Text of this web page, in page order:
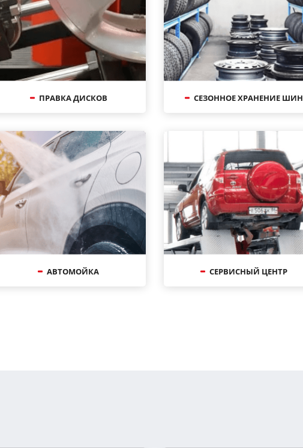
ПРАВКА ДИСКОВ СЕЗОННОЕ ХРАНЕНИЕ ШИН
АВТОМОЙКА СЕРВИСНЫЙ ЦЕНТР